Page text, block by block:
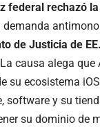
federal rechazó
demanda
de Justicia de
causa alega que
su ecosistema
software y su
su dominio de